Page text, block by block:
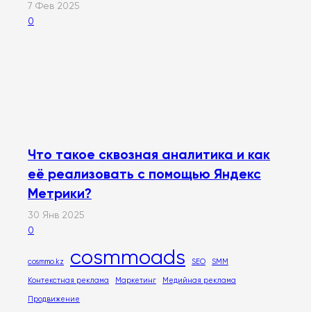
7 Фев 2025
0
Что такое сквозная аналитика и как
её реализовать с помощью Яндекс
Метрики?
30 Янв 2025
0
cosmmo.kz cosmmoads SEO SMM
Контекстная реклама Маркетинг Медийная реклама
Продвижение